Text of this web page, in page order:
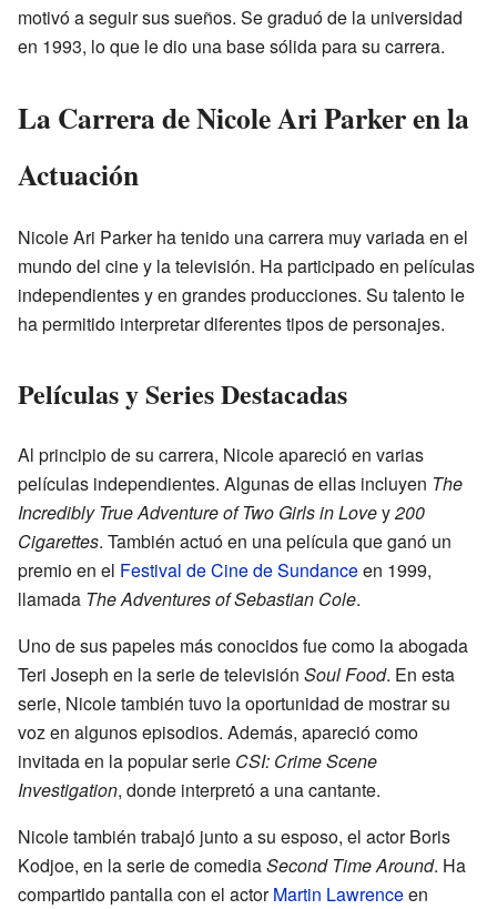
motivó a seguir sus sueños. Se graduó de la universidad
en 1993, lo que le dio una base sólida para su carrera.
La Carrera de Nicole Ari Parker en la
Actuación
Nicole Ari Parker ha tenido una carrera muy variada en el
mundo del cine y la televisión. Ha participado en películas
independientes y en grandes producciones. Su talento le
ha permitido interpretar diferentes tipos de personajes.
Películas y Series Destacadas
Al principio de su carrera, Nicole apareció en varias
películas independientes. Algunas de ellas incluyen The
Incredibly True Adventure of Two Girls in Lovey200
Cigarettes. También actuó en una película que ganó un
premio en el Festival de Cine de Sundanceen 1999,
llamada The Adventures of Sebastian Cole.
Uno de sus papeles más conocidos fue como la abogada
Teri Joseph en la serie de televisión Soul Food. En esta
serie, Nicole también tuvo la oportunidad de mostrar su
voz en algunos episodios. Además, apareció como
invitada en la popular serie CSI: Crime Scene
Investigation, donde interpretó a una cantante.
Nicole también trabajó junto a su esposo, el actor Boris
Kodjoe, en la serie de comediaSecond Time Around. Ha
compartido pantalla con el actorMartin Lawrenceen